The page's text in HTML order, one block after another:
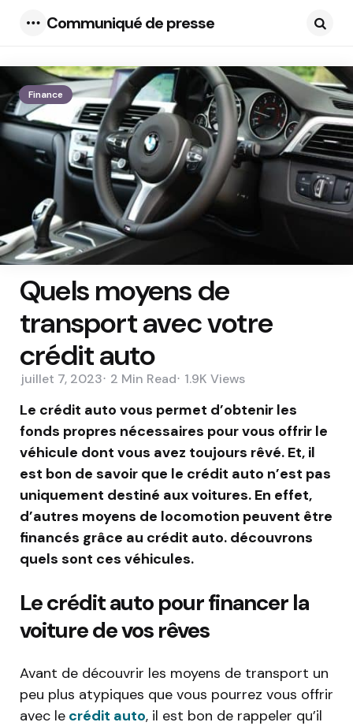
Communiqué de presse
Finance
Quels moyens de
transport avec votre
crédit auto
juillet 7, 2023 2 Min Read 1.9K Views
Le crédit auto vous permet d’obtenir les
fonds propres nécessaires pour vous offrir le
véhicule dont vous avez toujours rêvé. Et, il
est bon de savoir que le crédit auto n’est pas
uniquement destiné aux voitures. En effet,
d’autres moyens de locomotion peuvent être
financés grâce au crédit auto. découvrons
quels sont ces véhicules.
Le crédit auto pour financer la
voiture de vos rêves
Avant de découvrir les moyens de transport un
peu plus atypiques que vous pourrez vous offrir
avec le crédit auto, il est bon de rappeler qu’il